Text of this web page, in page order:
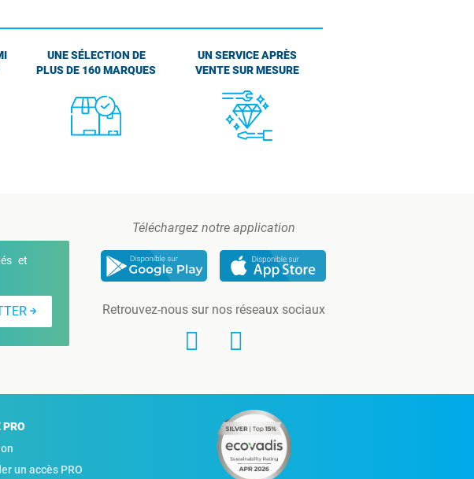
UNE SÉLECTION DE
PLUS DE 160 MARQUES
UN SERVICE APRÈS
VENTE SUR MESURE
et
Téléchargez notre application
Retrouvez-nous sur nos réseaux sociaux
PRO
un accès PRO